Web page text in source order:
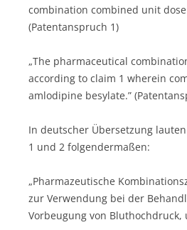
combination combined unit
(Patentanspruch 1)
„The pharmaceutical
according to claim 1 wherein
amlodipine besylate.”
In deutscher Übersetzung
1 und 2 folgendermaßen:
„Pharmazeutische
zur Verwendung bei der
Vorbeugung von Bluthochdruck,